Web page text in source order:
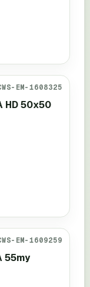
EM-1608325
HD 50x50
EM-1609259
55my